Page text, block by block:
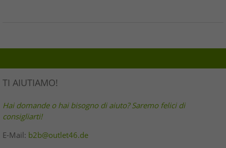
TI AIUTIAMO!
Hai domande o hai bisogno di aiuto? Saremo felici di
consigliarti!
E-Mail: b2b@outlet46.de